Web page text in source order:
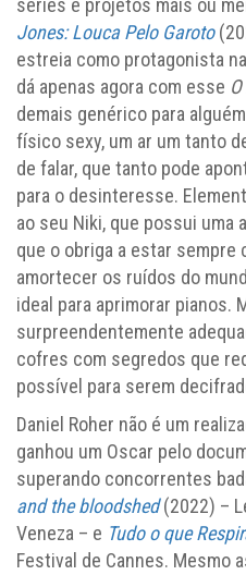
séries e projetos mais ou
Jones: Louca Pelo Garoto
estreia como protagonista
dá apenas agora com esse
demais genérico para
físico sexy, um ar um tanto
de falar, que tanto pode
para o desinteresse.
ao seu Niki, que possui uma
que o obriga a estar sempre
amortecer os ruídos do
ideal para aprimorar pianos.
surpreendentemente
cofres com segredos que
possível para serem
Daniel Roher não é um
ganhou um Oscar pelo
superando concorrentes
and the bloodshed(2022) –
Veneza – e Tudo o que
Festival de Cannes. Mesmo